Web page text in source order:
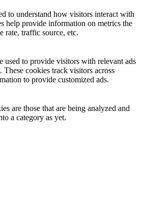
to understand how visitors interact with
help provide information on metrics the
rate, traffic source, etc.
used to provide visitors with relevant ads
These cookies track visitors across
to provide customized ads.
are those that are being analyzed and
a category as yet.